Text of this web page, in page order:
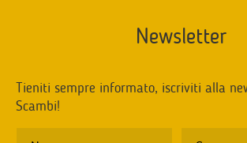
Newsletter
Tieniti sempre informato, iscriviti alla
Scambi!